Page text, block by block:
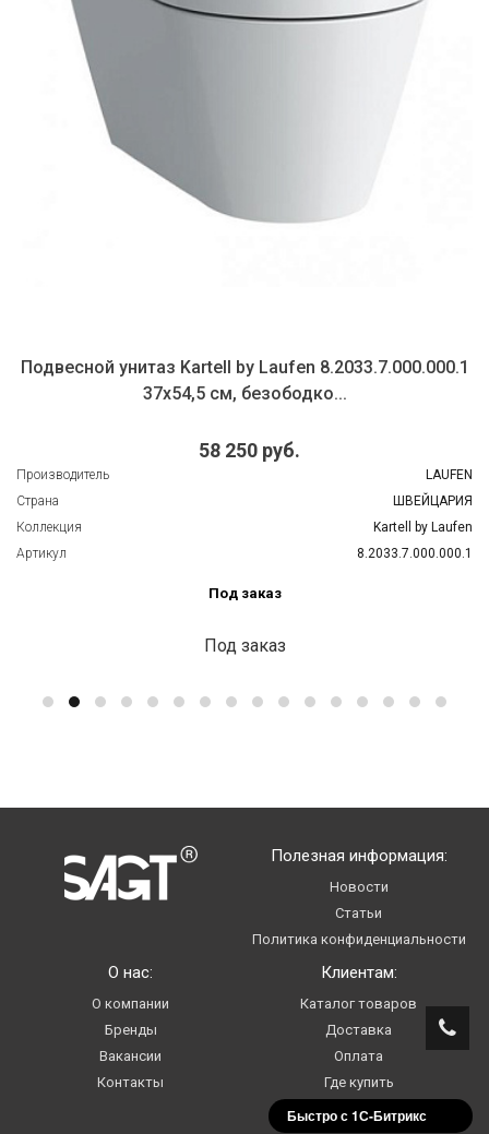
Подвесной унитаз Kartell by Laufen 8.2033.7.000.000.1
37х54,5 см, безободко...
58 250 руб.
Производитель
LAUFEN
Страна
ШВЕЙЦАРИЯ
Коллекция
Kartell by Laufen
Артикул
8.2033.7.000.000.1
Под заказ
Под заказ
О нас:
О компании
Бренды
Вакансии
Контакты
Клиентам:
Каталог товаров
Доставка
Оплата
Где купить
Услуги
Полезная информация:
Новости
Статьи
Политика конфиденциальности
Быстро с 1С-Битрикс